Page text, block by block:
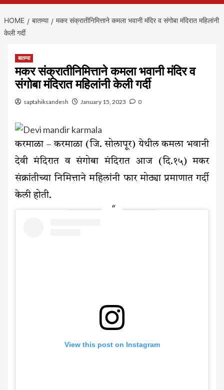
HOME बातम्या
मकर संक्रातीनिमित्ताने कमला भवानी मंदिर व संगोबा मंदिरात महिलांनी
केली गर्दी
बातम्या
मकर संक्रातीनिमित्ताने कमला भवानी मंदिर व
संगोबा मंदिरात महिलांनी केली गर्दी
saptahiksandesh January 15, 2023 0
करमाळा – करमाळा (जि. सोलापूर) येथील कमला भवानी
देवी मंदिरात व संगोबा मंदिरात आज (दि.१५) मकर
संक्रांतीच्या निमित्ताने महिलांनी फार मोठ्या प्रमाणात गर्दी
केली होती.
View this post on Instagram